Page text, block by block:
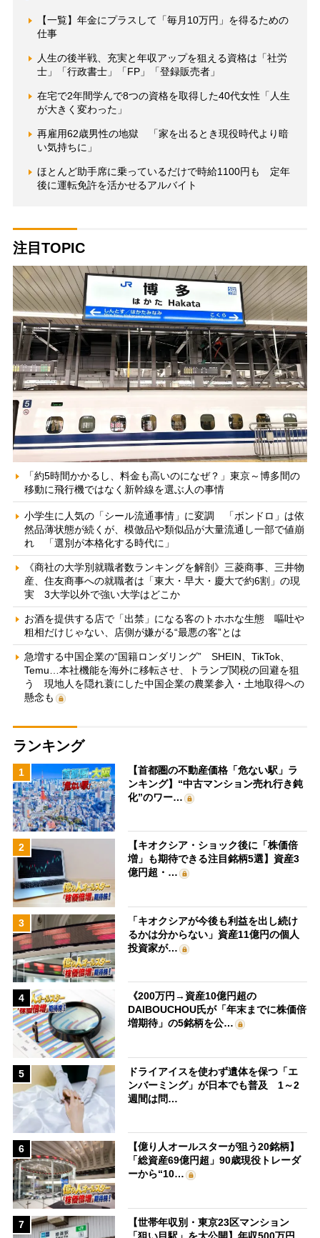
【一覧】年金にプラスして「毎月10万円」を得るための
仕事
人生の後半戦、充実と年収アップを狙える資格は「社労
士」「行政書士」「FP」「登録販売者」
在宅で2年間学んで8つの資格を取得した40代女性「人生
が大きく変わった」
再雇用62歳男性の地獄 「家を出るとき現役時代より暗
い気持ちに」
ほとんど助手席に乗っているだけで時給1100円も 定年
後に運転免許を活かせるアルバイト
注目TOPIC
「約5時間かかるし、料金も高いのになぜ？」東京～博多間の
移動に飛行機ではなく新幹線を選ぶ人の事情
小学生に人気の「シール流通事情」に変調 「ボンドロ」は依
然品薄状態が続くが、模倣品や類似品が大量流通し一部で値崩
れ 「選別が本格化する時代に」
《商社の大学別就職者数ランキングを解剖》三菱商事、三井物
産、住友商事への就職者は「東大・早大・慶大で約6割」の現
実 3大学以外で強い大学はどこか
お酒を提供する店で「出禁」になる客のトホホな生態 嘔吐や
粗相だけじゃない、店側が嫌がる“最悪の客”とは
急増する中国企業の“国籍ロンダリング” SHEIN、TikTok、
Temu…本社機能を海外に移転させ、トランプ関税の回避を狙
う 現地人を隠れ蓑にした中国企業の農業参入・土地取得への
懸念も
ランキング
1
【首都圏の不動産価格「危ない駅」ラ
ンキング】“中古マンション売れ行き鈍
化”のワー…
2
【キオクシア・ショック後に「株価倍
増」も期待できる注目銘柄5選】資産3
億円超・…
3
「キオクシアが今後も利益を出し続け
るかは分からない」資産11億円の個人
投資家が…
4
《200万円→資産10億円超の
DAIBOUCHOU氏が「年末までに株価倍
増期待」の5銘柄を公…
5
ドライアイスを使わず遺体を保つ「エ
ンバーミング」が日本でも普及 1～2
週間は問…
6
【億り人オールスターが狙う20銘柄】
「総資産69億円超」90歳現役トレーダ
ーから“10…
7
【世帯年収別・東京23区マンション